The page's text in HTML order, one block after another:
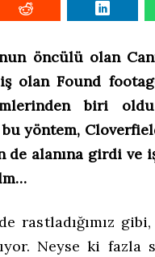
öncülü olan
olan Found
biri oldu
bu yöntem,
alanına girdi ve
rastladığımız
Neyse ki fazla